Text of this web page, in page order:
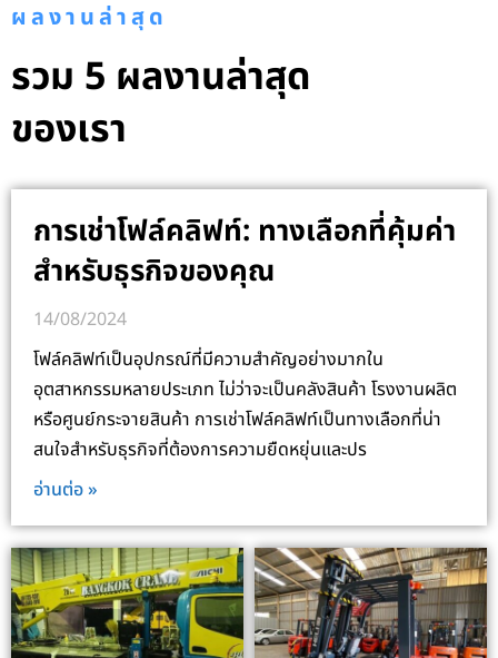
ผลงานล่าสุด
รวม 5 ผลงานล่าสุด
ของเรา
การเช่าโฟล์คลิฟท์: ทางเลือกที่คุ้มค่า
สำหรับธุรกิจของคุณ
14/08/2024
โฟล์คลิฟท์เป็นอุปกรณ์ที่มีความสำคัญอย่างมากใน
อุตสาหกรรมหลายประเภท ไม่ว่าจะเป็นคลังสินค้า โรงงานผลิต
หรือศูนย์กระจายสินค้า การเช่าโฟล์คลิฟท์เป็นทางเลือกที่น่า
สนใจสำหรับธุรกิจที่ต้องการความยืดหยุ่นและปร
อ่านต่อ »